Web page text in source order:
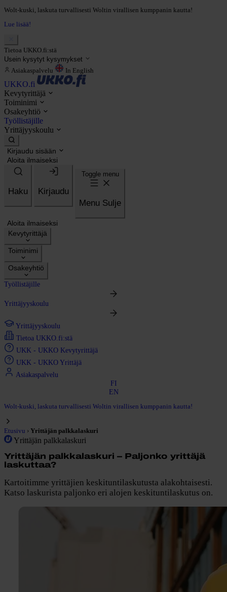
Wolt-kuski, laskuta turvallisesti Woltin virallisen kumppanin kautta!
Lue lisää!
Tietoa UKKO.fi:stä
Usein kysytyt kysymykset
Asiakaspalvelu In English
UKKO.fi
Kevytyrittäjä
Toiminimi
Osakeyhtiö
Työllistäjille
Yrittäjyyskoulu
Kirjaudu sisään
Aloita ilmaiseksi
Haku Kirjaudu
Toggle menu
Menu Sulje
Aloita ilmaiseksi
Kevytyrittäjä
Toiminimi
Osakeyhtiö
Työllistäjille
Yrittäjyyskoulu
Yrittäjyyskoulu
Tietoa UKKO.fi:stä
UKK - UKKO Kevytyrittäjä
UKK - UKKO Yrittäjä
Asiakaspalvelu
FI
EN
Wolt-kuski, laskuta turvallisesti Woltin virallisen kumppanin kautta!
Etusivu › Yrittäjän palkkalaskuri
Yrittäjän palkkalaskuri
Yrittäjän palkkalaskuri – Paljonko yrittäjä
laskuttaa?
Kartoitimme yrittäjien keskituntilaskutusta alakohtaisesti.
Katso laskurista paljonko eri alojen keskituntilaskutus on.